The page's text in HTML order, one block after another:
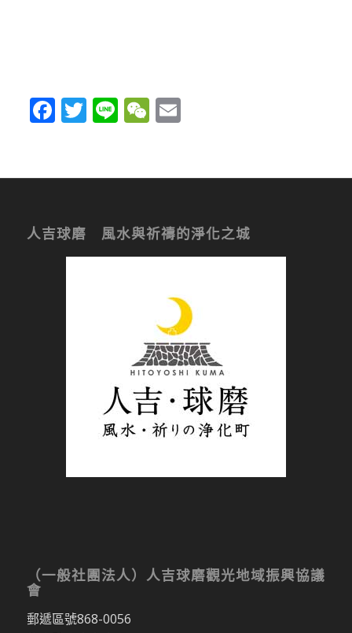
Facebook
Twitter
LineWeChat
Email
人吉球磨 風水與祈禱的淨化之城
（一般社團法人）人吉球磨觀光地域振興協議
會
郵遞區號868-0056